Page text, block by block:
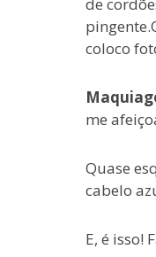
de
coloco
me
Quase
cabelo
E, é isso!